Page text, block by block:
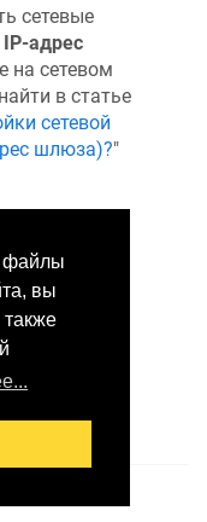
файлы
вы
также
сетевые
IP-адрес
на сетевом
в статье
сетевой
шлюза)?"